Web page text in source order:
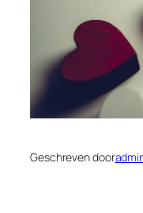
Geschreven door